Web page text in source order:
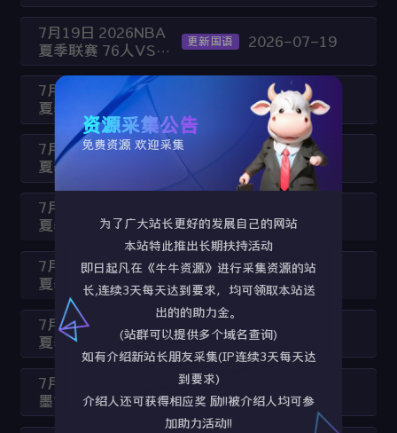
才
7月19日 2026NBA
夏季联赛 76人VS雄
鹿
更新国语 2026-07-19
7月19日 2026NBA
夏季联赛 凯尔特人
VS魔术
2026-07-19
7月19日 2026NBA
夏季联赛 火箭VS灰
熊
2026-07-19
7月19日 2026NBA
夏季联赛 马刺VS太
更新国语 2026-07-19
7月19日 2026NBA
夏季联赛 勇士VS湖
更新国语 2026-07-19
7月19日 2026NBA
夏季联赛 步行者VS
鹈鹕
更新国语 2026-07-19
7月19日 2026美加
墨世界杯季军赛 法
国VS英格兰
2026-07-19
资源采集公告
免费资源 欢迎采集
为了广大站长更好的发展自己的网站
本站特此推出长期扶持活动
即日起凡在《牛牛资源》进行采集资源的站
长,连续3天每天达到要求，均可领取本站送
出的的助力金。
(站群可以提供多个域名查询)
如有介绍新站长朋友采集(IP连续3天每天达
到要求)
介绍人还可获得相应奖 励!!被介绍人均可参
加助力活动!!